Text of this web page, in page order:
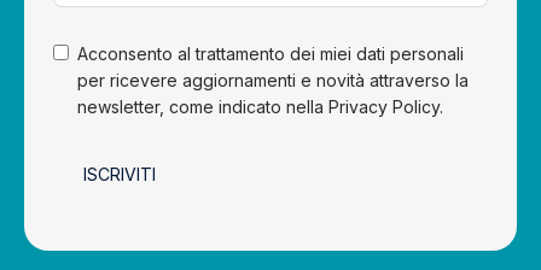
Acconsento al trattamento dei miei dati personali
per ricevere aggiornamenti e novità attraverso la
newsletter, come indicato nella Privacy Policy.
ISCRIVITI